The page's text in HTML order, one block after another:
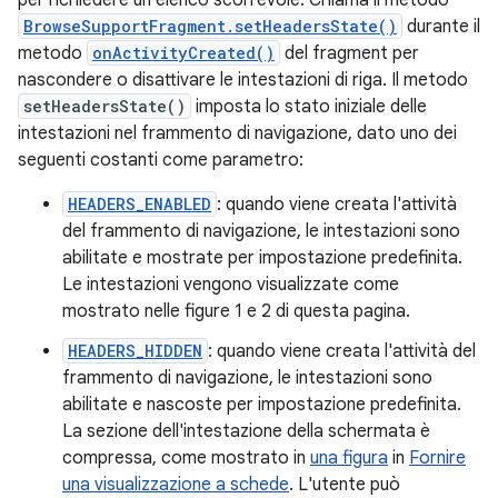
BrowseSupportFragment.setHeadersState() durante il
metodo onActivityCreated() del fragment per
nascondere o disattivare le intestazioni di riga. Il metodo
setHeadersState() imposta lo stato iniziale delle
intestazioni nel frammento di navigazione, dato uno dei
seguenti costanti come parametro:
HEADERS_ENABLED : quando viene creata l'attività
del frammento di navigazione, le intestazioni sono
abilitate e mostrate per impostazione predefinita.
Le intestazioni vengono visualizzate come
mostrato nelle figure 1 e 2 di questa pagina.
HEADERS_HIDDEN : quando viene creata l'attività del
frammento di navigazione, le intestazioni sono
abilitate e nascoste per impostazione predefinita.
La sezione dell'intestazione della schermata è
compressa, come mostrato in una figura in Fornire
una visualizzazione a schede. L'utente può